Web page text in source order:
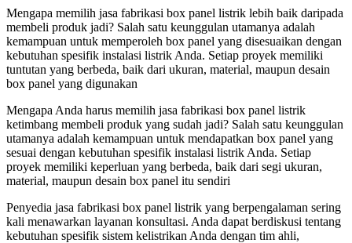
Mengapa memilih jasa fabrikasi box panel listrik lebih baik daripada
membeli produk jadi? Salah satu keunggulan utamanya adalah
kemampuan untuk memperoleh box panel yang disesuaikan dengan
kebutuhan spesifik instalasi listrik Anda. Setiap proyek memiliki
tuntutan yang berbeda, baik dari ukuran, material, maupun desain
box panel yang digunakan
Mengapa Anda harus memilih jasa fabrikasi box panel listrik
ketimbang membeli produk yang sudah jadi? Salah satu keunggulan
utamanya adalah kemampuan untuk mendapatkan box panel yang
sesuai dengan kebutuhan spesifik instalasi listrik Anda. Setiap
proyek memiliki keperluan yang berbeda, baik dari segi ukuran,
material, maupun desain box panel itu sendiri
Penyedia jasa fabrikasi box panel listrik yang berpengalaman sering
kali menawarkan layanan konsultasi. Anda dapat berdiskusi tentang
kebutuhan spesifik sistem kelistrikan Anda dengan tim ahli,